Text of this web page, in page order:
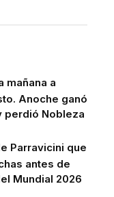
mañana a
Anoche ganó
perdió Nobleza
Parravicini que
antes de
Mundial 2026